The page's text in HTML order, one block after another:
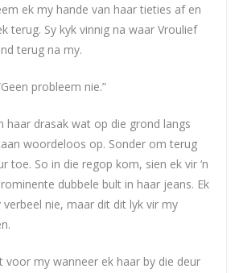
ek my hande van haar tieties af en
terug. Sy kyk vinnig na waar Vroulief
terug na my.
probleem nie.”
haar drasak wat op die grond langs
woordeloos op. Sonder om terug
toe. So in die regop kom, sien ek vir ‘n
dubbele bult in haar jeans. Ek
nie, maar dit dit lyk vir my
voor my wanneer ek haar by die deur